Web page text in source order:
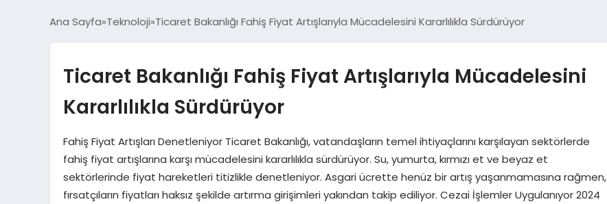
Ana Sayfa Teknoloji Ticaret Bakanlığı Fahiş Fiyat Artışlarıyla Mücadelesini Kararlılıkla Sürdürüyor
Ticaret Bakanlığı Fahiş Fiyat Artışlarıyla Mücadelesini
Kararlılıkla Sürdürüyor
Fahiş Fiyat Artışları Denetleniyor Ticaret Bakanlığı, vatandaşların temel ihtiyaçlarını karşılayan sektörlerde
fahiş fiyat artışlarına karşı mücadelesini kararlılıkla sürdürüyor. Su, yumurta, kırmızı et ve beyaz et
sektörlerinde fiyat hareketleri titizlikle denetleniyor. Asgari ücrette henüz bir artış yaşanmamasına rağmen,
fırsatçıların fiyatları haksız şekilde artırma girişimleri yakından takip ediliyor. Cezai İşlemler Uygulanıyor 2024